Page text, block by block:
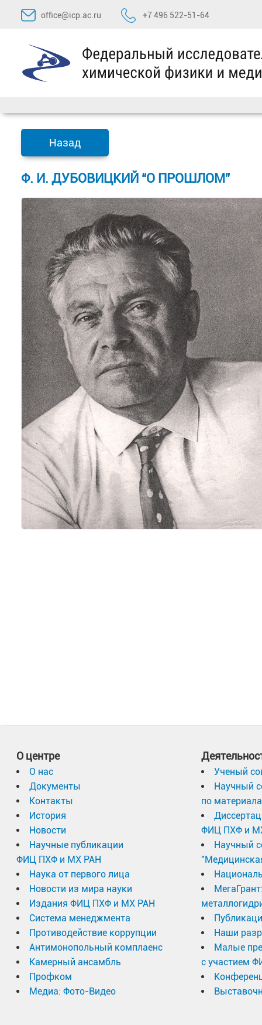
Перейти
содержимому
office@icp.ac.ru +7 496 522-51-64
Назад
Ф. И. ДУБОВИЦКИЙ “О ПРОШЛОМ”
О центре
О нас
Документы
Контакты
История
Новости
Научные публикации
ФИЦ ПХФ и МХ РАН
Наука от первого лица
Новости из мира науки
Издания ФИЦ ПХФ и МХ РАН
Система менеджмента
Противодействие коррупции
Антимонопольный комплаенс
Камерный ансамбль
Профком
Медиа: Фото-Видео
Ученый
Научный
по
ФИЦ ПХФ и
Научный
Наши
Малые
с участием